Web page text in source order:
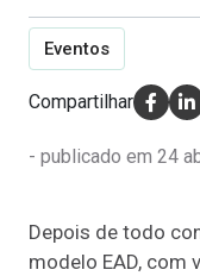
Eventos
Compartilhar
- publicado em 24
Depois de todo
modelo EAD, com